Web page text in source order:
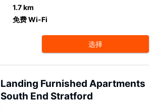
1.7 km
免费 Wi-Fi
选择
Landing Furnished Apartments
South End Stratford